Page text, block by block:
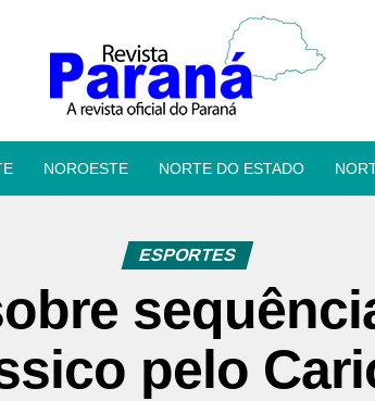
NOROESTE NORTE DO ESTADO
ESPORTES
pelo